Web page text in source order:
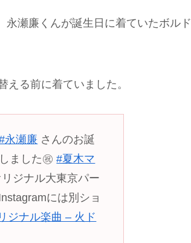
永瀬廉くんが誕生日に着ていたボルド
る前に着ていました。
永瀬廉 さんのお誕
ました㊗️#夏木マ
ジナル大東京パー
には別ショ
ジナル楽曲 – 火ド